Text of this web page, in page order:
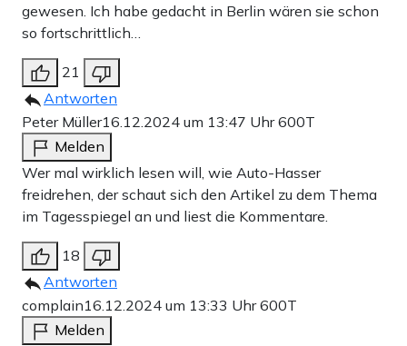
gewesen. Ich habe gedacht in Berlin wären sie schon
so fortschrittlich…
21
Antworten
Peter Müller16.12.2024 um 13:47 Uhr600T
Melden
Wer mal wirklich lesen will, wie Auto-Hasser
freidrehen, der schaut sich den Artikel zu dem Thema
im Tagesspiegel an und liest die Kommentare.
18
Antworten
complain16.12.2024 um 13:33 Uhr600T
Melden